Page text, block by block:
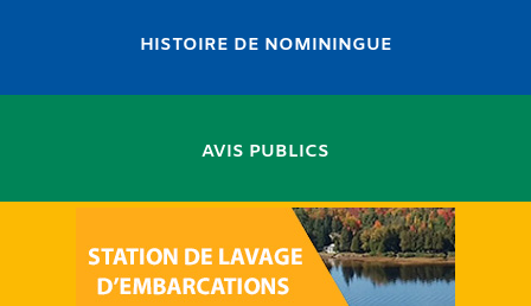
HISTOIRE DE NOMININGUE
AVIS PUBLICS